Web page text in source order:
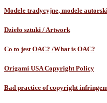
Modele tradycyjne, modele
Dzieło sztuki / Artwork
Co to jest OAC? /What is OAC?
Origami USA Copyright Policy
Bad practice of copyright